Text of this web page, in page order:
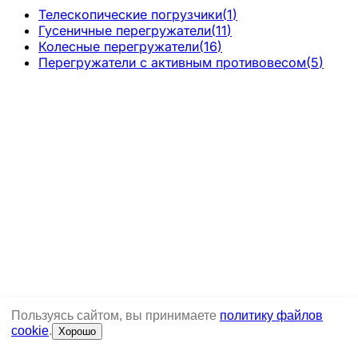
Телескопические погрузчики(1)
Гусеничные перегружатели(11)
Колесные перегружатели(16)
Перегружатели с активным противовесом(5)
Пользуясь сайтом, вы принимаете политику файлов
cookie. Хорошо